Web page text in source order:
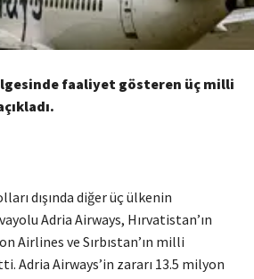
faaliyet gösteren üç milli
dışında diğer üç ülkenin
Adria Airways, Hırvatistan’ın
Airlines ve Sırbıstan’ın milli
Adria Airways’in zararı 13.5 milyon